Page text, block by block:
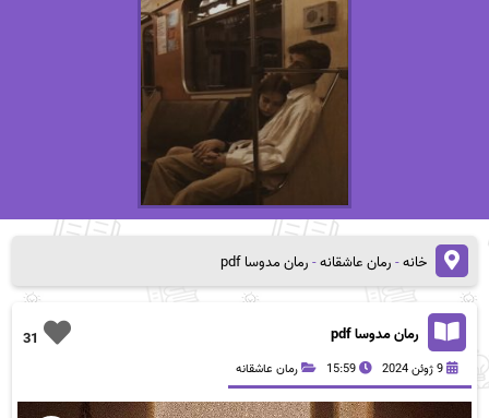
خانه-رمان عاشقانه-رمان مدوسا pdf
31 رمان مدوسا pdf
9 ژوئن 2024 15:59 رمان عاشقانه